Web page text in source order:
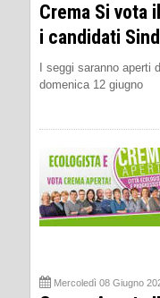
Crema Si vota
i candidati
I seggi saranno aperti
domenica 12 giugno
Mercoledì 08 Giugno